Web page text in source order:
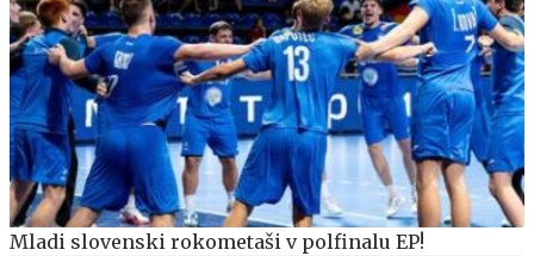
Mladi slovenski rokometaši v polfinalu EP!